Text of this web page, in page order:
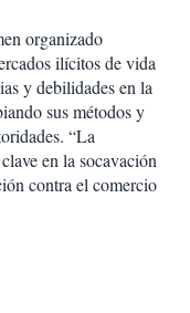
organizado
ilícitos de vida
y debilidades en la
sus métodos y
“La
en la socavación
contra el comercio